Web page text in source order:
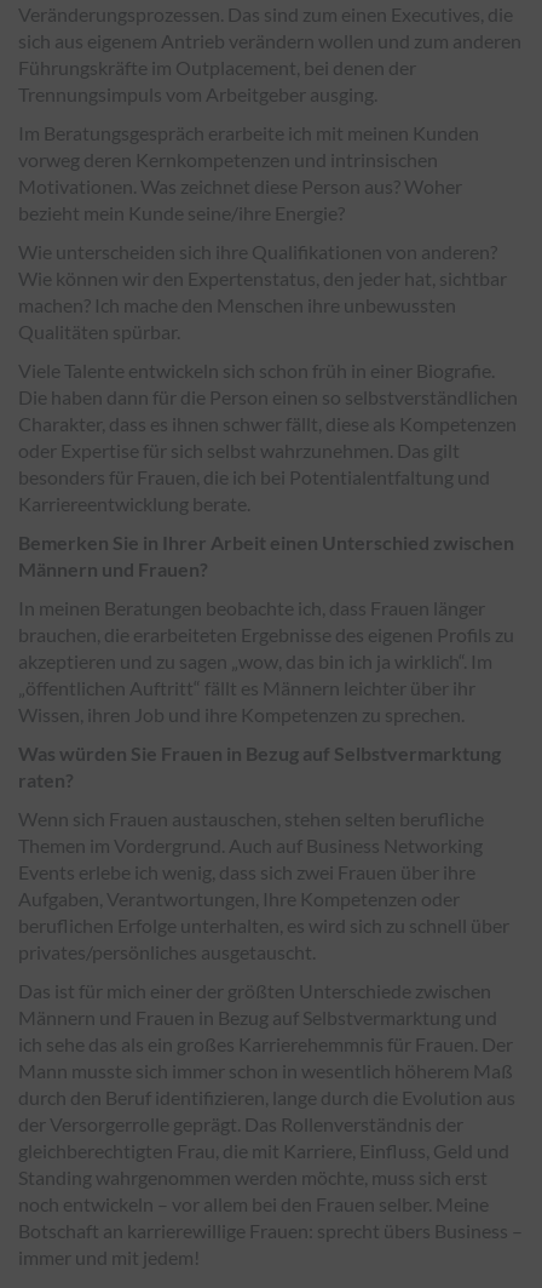
Veränderungsprozessen. Das sind zum einen Executives, die
sich aus eigenem Antrieb verändern wollen und zum anderen
Führungskräfte im Outplacement, bei denen der
Trennungsimpuls vom Arbeitgeber ausging.
Im Beratungsgespräch erarbeite ich mit meinen Kunden
vorweg deren Kernkompetenzen und intrinsischen
Motivationen. Was zeichnet diese Person aus? Woher
bezieht mein Kunde seine/ihre Energie?
Wie unterscheiden sich ihre Qualifikationen von anderen?
Wie können wir den Expertenstatus, den jeder hat, sichtbar
machen? Ich mache den Menschen ihre unbewussten
Qualitäten spürbar.
Viele Talente entwickeln sich schon früh in einer Biografie.
Die haben dann für die Person einen so selbstverständlichen
Charakter, dass es ihnen schwer fällt, diese als Kompetenzen
oder Expertise für sich selbst wahrzunehmen. Das gilt
besonders für Frauen, die ich bei Potentialentfaltung und
Karriereentwicklung berate.
Bemerken Sie in Ihrer Arbeit einen Unterschied zwischen
Männern und Frauen?
In meinen Beratungen beobachte ich, dass Frauen länger
brauchen, die erarbeiteten Ergebnisse des eigenen Profils zu
akzeptieren und zu sagen „wow, das bin ich ja wirklich“. Im
„öffentlichen Auftritt“ fällt es Männern leichter über ihr
Wissen, ihren Job und ihre Kompetenzen zu sprechen.
Was würden Sie Frauen in Bezug auf Selbstvermarktung
raten?
Wenn sich Frauen austauschen, stehen selten berufliche
Themen im Vordergrund. Auch auf Business Networking
Events erlebe ich wenig, dass sich zwei Frauen über ihre
Aufgaben, Verantwortungen, Ihre Kompetenzen oder
beruflichen Erfolge unterhalten, es wird sich zu schnell über
privates/persönliches ausgetauscht.
Das ist für mich einer der größten Unterschiede zwischen
Männern und Frauen in Bezug auf Selbstvermarktung und
ich sehe das als ein großes Karrierehemmnis für Frauen. Der
Mann musste sich immer schon in wesentlich höherem Maß
durch den Beruf identifizieren, lange durch die Evolution aus
der Versorgerrolle geprägt. Das Rollenverständnis der
gleichberechtigten Frau, die mit Karriere, Einfluss, Geld und
Standing wahrgenommen werden möchte, muss sich erst
noch entwickeln – vor allem bei den Frauen selber. Meine
Botschaft an karrierewillige Frauen: sprecht übers Business –
immer und mit jedem!